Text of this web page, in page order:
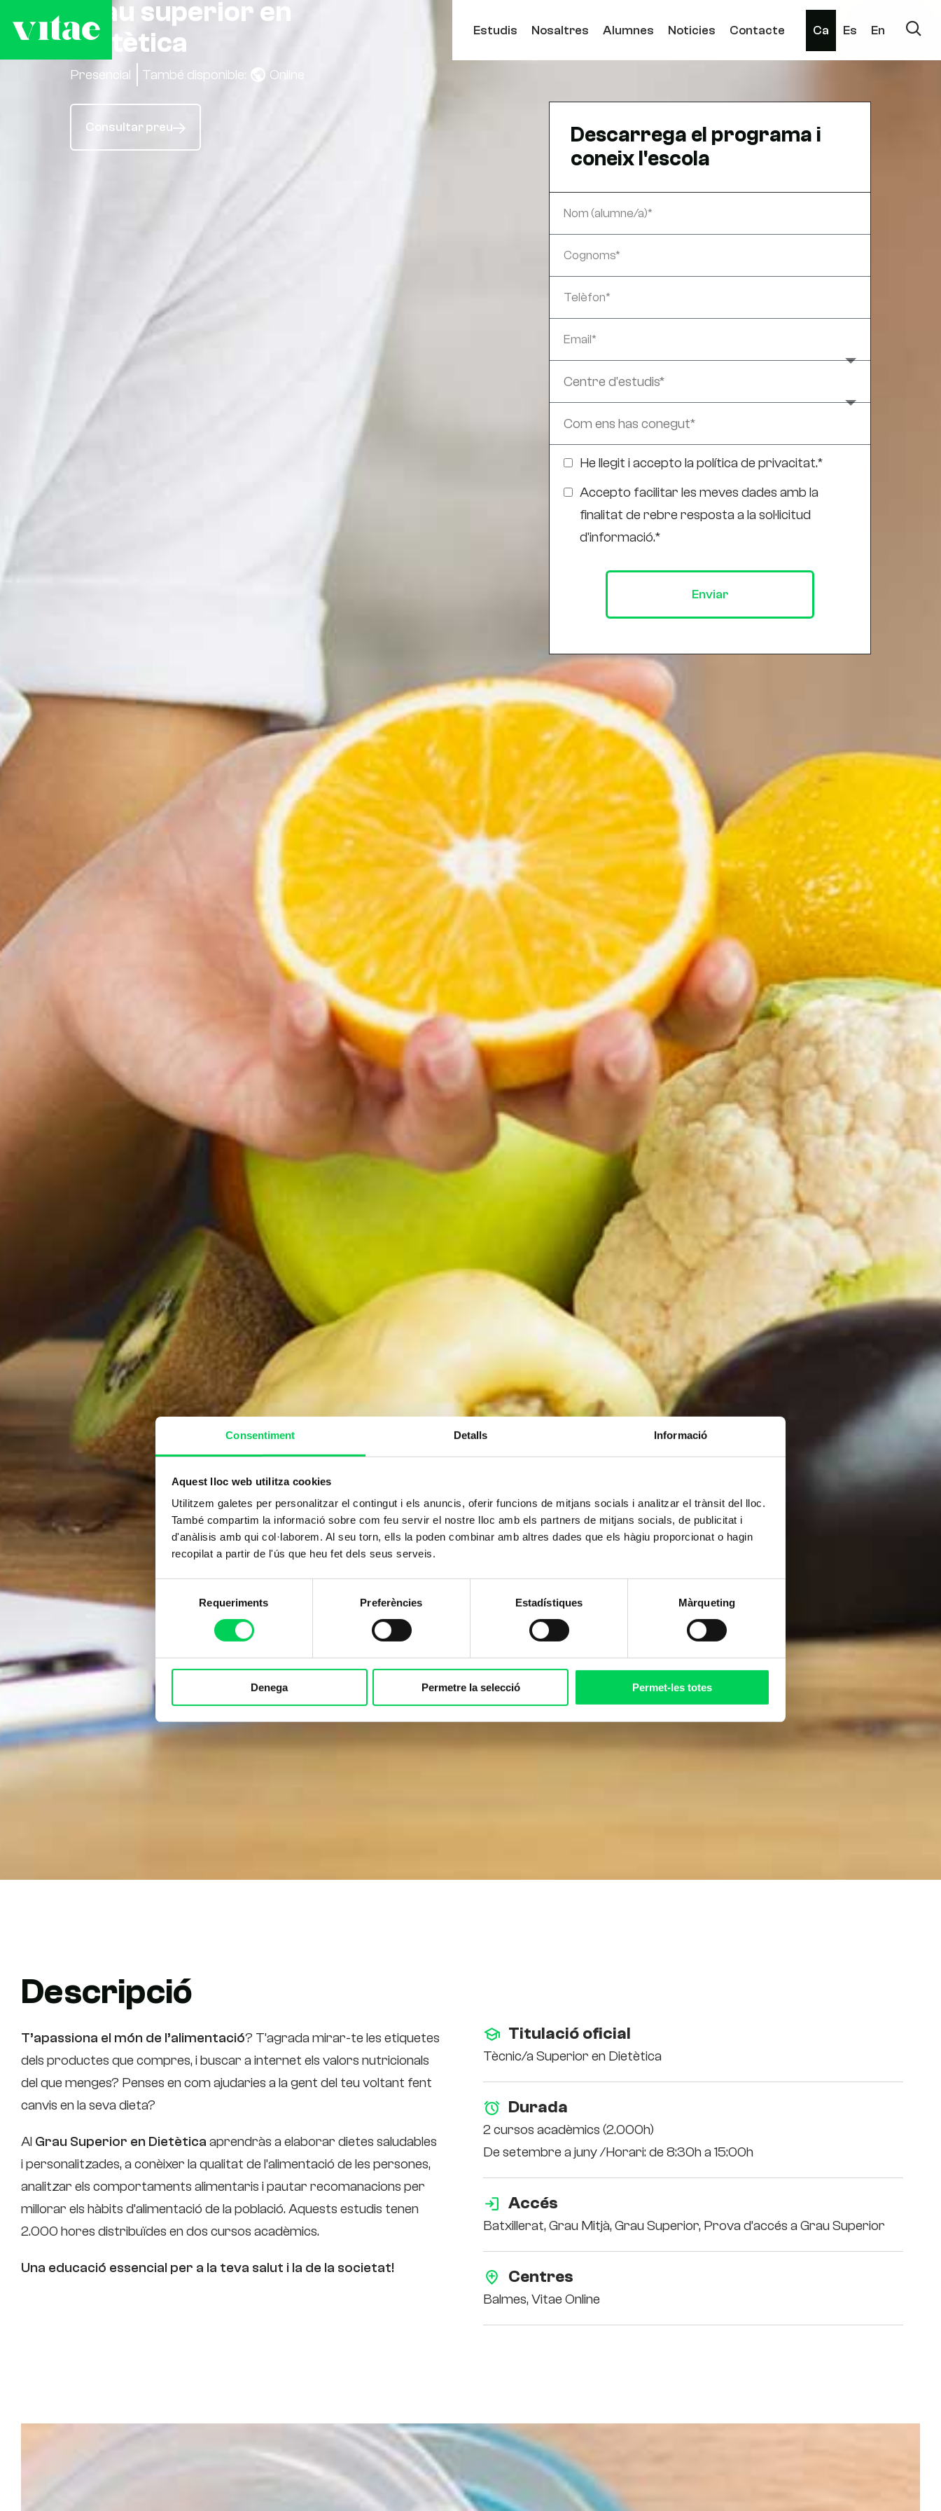
Consentiment Detalls Informació
Aquest lloc web utilitza cookies
Utilitzem galetes per personalitzar el contingut i els anuncis, oferir funcions de mitjans socials i analitzar el trànsit del lloc.
També compartim la informació sobre com feu servir el nostre lloc amb els partners de mitjans socials, de publicitat i
d'anàlisis amb qui col·laborem. Al seu torn, ells la poden combinar amb altres dades que els hàgiu proporcionat o hagin
recopilat a partir de l'ús que heu fet dels seus serveis.
de
consentiment
Requeriments Preferències Estadístiques Màrqueting
Denega Permetre la selecció Permet-les totes
Estudis Nosaltres Alumnes Noticies Contacte Ca Es En
Grau superior en
Dietètica
Presencial També disponible: Online
Consultar preu
Descarrega el programa i
coneix l'escola
He llegit i accepto lapolítica de privacitat.*
Accepto facilitar les meves dades amb la
finalitat de rebre resposta a la sol·licitud
d'informació.*
Enviar
Descripció
T’apassiona el món de l’alimentació? T’agrada mirar-te les etiquetes
dels productes que compres, i buscar a internet els valors nutricionals
del que menges? Penses en com ajudaries a la gent del teu voltant fent
canvis en la seva dieta?
Al Grau Superior en Dietètica aprendràs a elaborar dietes saludables
i personalitzades, a conèixer la qualitat de l’alimentació de les persones,
analitzar els comportaments alimentaris i pautar recomanacions per
millorar els hàbits d’alimentació de la població. Aquests estudis tenen
2.000 hores distribuïdes en dos cursos acadèmics.
Una educació essencial per a la teva salut i la de la societat!
Titulació oficial
Tècnic/a Superior en Dietètica
Durada
2 cursos acadèmics (2.000h)
De setembre a juny /Horari: de 8:30h a 15:00h
Accés
Batxillerat,Grau Mitjà,Grau Superior, Prova d’accés a Grau Superior
Centres
Balmes, Vitae Online